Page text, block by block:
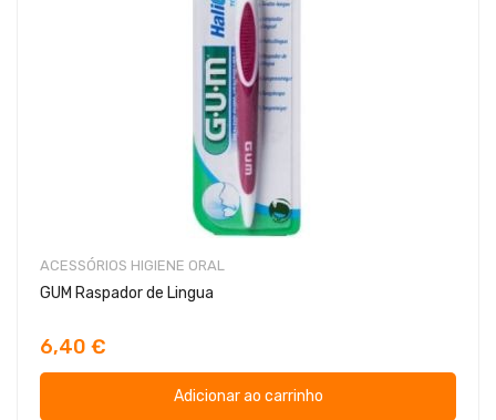
ACESSÓRIOS HIGIENE ORAL
GUM Raspador de Lingua
6,40 €
Adicionar ao carrinho